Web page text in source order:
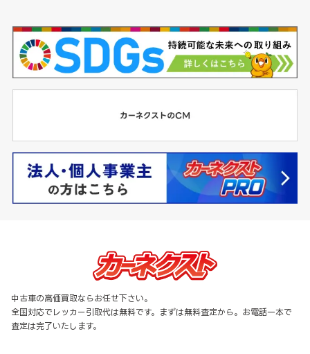
中古車の高価買取ならお任せ下さい。
全国対応でレッカー引取代は無料です。まずは無料査定から。お電話一本で
査定は完了いたします。